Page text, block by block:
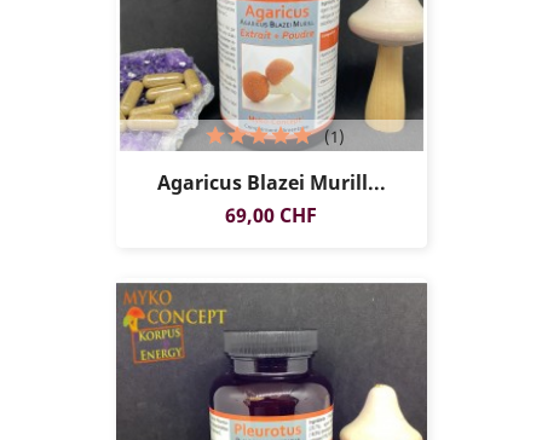
Agaricus Blazei Murill...
Prix
69,00 CHF
(1)